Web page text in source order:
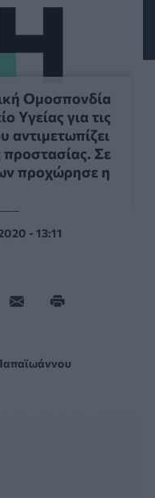
Ομοσπονδία
Υγείας για τις
αντιμετωπίζει
προστασίας. Σε
προχώρησε η
- 13:11